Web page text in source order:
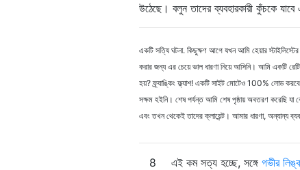
উঠেছে। বলুন তাদের ব্যবহারকারী কুঁচকে যাবে
একটি সত্যি ঘটনা. কিছুক্ষণ আগে যখন আমি হেয়ার
করার জন্য এর চেয়ে ভাল ধারণা নিয়ে আসিনি। আমি একটি
হয়? ফ্র্যাঙ্কিং ফ্ল্যাশ! একটি সাইট মোটেও 100% লোড
সক্ষম হইনি। শেষ পর্যন্ত আমি শেষ পৃষ্ঠায় অবতরণ করেছি
এবং তখন থেকেই তাদের ক্লায়েন্ট। আমার ধারণা, অন্যান্য
8 এই কম সত্য হচ্ছে, সঙ্গে গভীর